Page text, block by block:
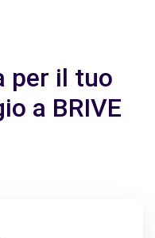
per il tuo
a BRIVE